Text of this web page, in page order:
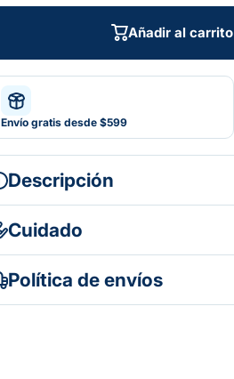
Añadir al carrito
Envío gratis desde $599
Descripción
Cuidado
Política de envíos